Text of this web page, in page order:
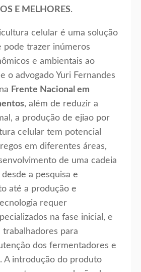
E MELHORES.
celular é uma solução
pode trazer inúmeros
e ambientais ao
o advogado Yuri Fernandes
Frente Nacional em
, além de reduzir a
a produção de ejiao por
celular tem potencial
em diferentes áreas,
de uma cadeia
a pesquisa e
até a produção e
requer
na fase inicial, e
para
dos fermentadores e
A introdução do produto